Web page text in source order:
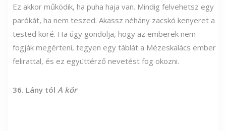
Ez akkor működik, ha puha haja van. Mindig felvehetsz egy
parókát, ha nem teszed. Akassz néhány zacskó kenyeret a
tested köré. Ha úgy gondolja, hogy az emberek nem
fogják megérteni, tegyen egy táblát a Mézeskalács ember
felirattal, és ez együttérző nevetést fog okozni.
36. Lány tól A kör